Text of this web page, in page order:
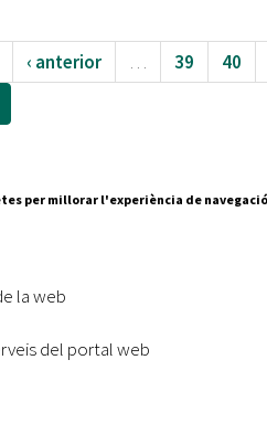
‹ anterior … 39 40
per millorar l'experiència de
la web
del portal web